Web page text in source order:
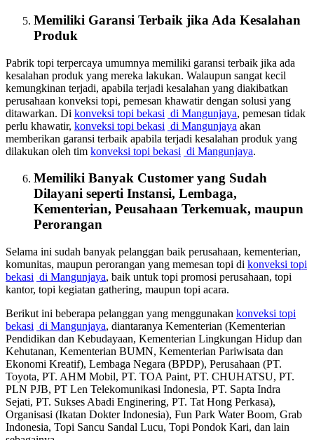
Memiliki Garansi Terbaik jika Ada Kesalahan
Produk
Pabrik topi terpercaya umumnya memiliki garansi terbaik jika ada
kesalahan produk yang mereka lakukan. Walaupun sangat kecil
kemungkinan terjadi, apabila terjadi kesalahan yang diakibatkan
perusahaan konveksi topi, pemesan khawatir dengan solusi yang
ditawarkan. Di konveksi topi bekasi di Mangunjaya, pemesan tidak
perlu khawatir, konveksi topi bekasi di Mangunjaya akan
memberikan garansi terbaik apabila terjadi kesalahan produk yang
dilakukan oleh tim konveksi topi bekasi di Mangunjaya.
Memiliki Banyak Customer yang Sudah
Dilayani seperti Instansi, Lembaga,
Kementerian, Peusahaan Terkemuak, maupun
Perorangan
Selama ini sudah banyak pelanggan baik perusahaan, kementerian,
komunitas, maupun perorangan yang memesan topi di konveksi topi
bekasi di Mangunjaya, baik untuk topi promosi perusahaan, topi
kantor, topi kegiatan gathering, maupun topi acara.
Berikut ini beberapa pelanggan yang menggunakan konveksi topi
bekasi di Mangunjaya, diantaranya Kementerian (Kementerian
Pendidikan dan Kebudayaan, Kementerian Lingkungan Hidup dan
Kehutanan, Kementerian BUMN, Kementerian Pariwisata dan
Ekonomi Kreatif), Lembaga Negara (BPDP), Perusahaan (PT.
Toyota, PT. AHM Mobil, PT. TOA Paint, PT. CHUHATSU, PT.
PLN PJB, PT Len Telekomunikasi Indonesia, PT. Sapta Indra
Sejati, PT. Sukses Abadi Enginering, PT. Tat Hong Perkasa),
Organisasi (Ikatan Dokter Indonesia), Fun Park Water Boom, Grab
Indonesia, Topi Sancu Sandal Lucu, Topi Pondok Kari, dan lain